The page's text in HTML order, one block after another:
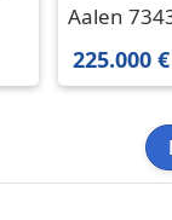
Zimmer
Aalen
225.000 €